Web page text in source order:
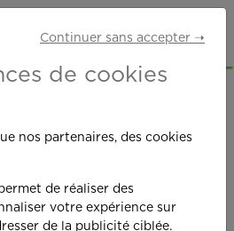
Continuer sans accepter ➝
de cookies
nos partenaires, des cookies
de réaliser des
votre expérience sur
de la publicité ciblée.